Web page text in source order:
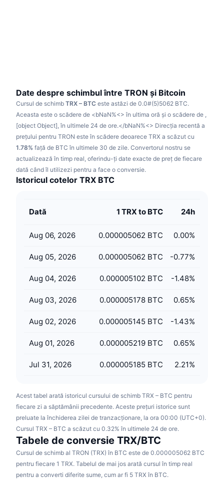
Sports
Finanțe
Tehnologie
NFT
Statistici generale NFT
Vânzări viitoare
RSI
MACD
Derivate
Lichidări
Rate de finanțare
Cercetare
Videoclipuri
Glosar
Campanii
Recompense sub formă de diamante
Învață și Câștigă
Calendar ICO
Calendar evenimente
Date despre schimbul între TRON și Bitcoin
Cursul de schimb TRX – BTC este astăzi de 0.0#(5)5062 BTC.
Aceasta este o scădere de <bNaN%<> în ultima oră și o scădere de ,
[object Object], în ultimele 24 de ore.</bNaN%<> Direcția recentă a
prețului pentru TRON este în scădere deoarece TRX a scăzut cu
1.78% față de BTC în ultimele 30 de zile. Convertorul nostru se
actualizează în timp real, oferindu-ți date exacte de preț de fiecare
dată când îl utilizezi pentru a face o conversie.
Istoricul cotelor TRX BTC
Dată 1 TRX to BTC 24h
Aug 06, 2026 0.000005062 BTC 0.00%
Aug 05, 2026 0.000005062 BTC -0.77%
Aug 04, 2026 0.000005102 BTC -1.48%
Aug 03, 2026 0.000005178 BTC 0.65%
Aug 02, 2026 0.000005145 BTC -1.43%
Aug 01, 2026 0.000005219 BTC 0.65%
Jul 31, 2026 0.000005185 BTC 2.21%
Acest tabel arată istoricul cursului de schimb TRX – BTC pentru
fiecare zi a săptămânii precedente. Aceste prețuri istorice sunt
preluate la închiderea zilei de tranzacționare, la ora 00:00 (UTC+0).
Cursul TRX – BTC a scăzut cu 0.32% în ultimele 24 de ore.
Tabele de conversie TRX/BTC
Cursul de schimb al TRON (TRX) în BTC este de 0.000005062 BTC
pentru fiecare 1 TRX. Tabelul de mai jos arată cursul în timp real
pentru a converti diferite sume, cum ar fi 5 TRX în BTC.